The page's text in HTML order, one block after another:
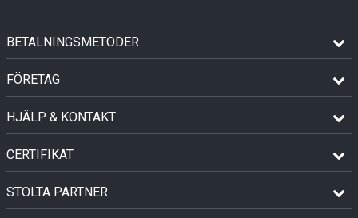
BETALNINGSMETODER
FÖRETAG
HJÄLP & KONTAKT
CERTIFIKAT
STOLTA PARTNER